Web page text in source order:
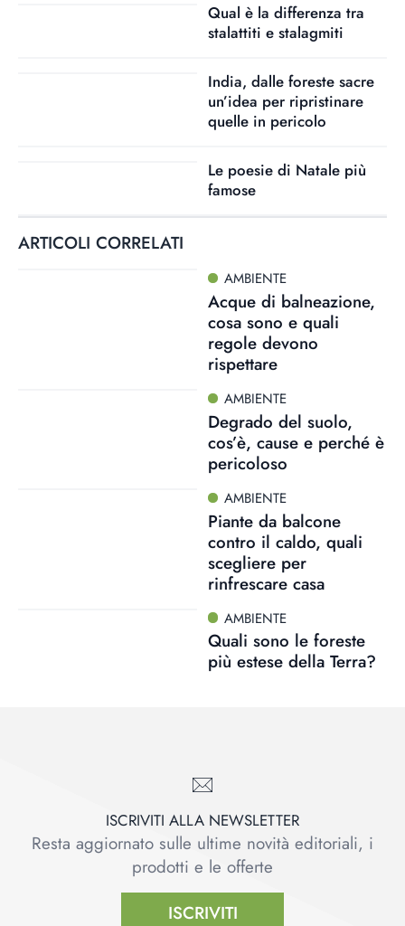
Qual è la differenza tra
stalattiti e stalagmiti
India, dalle foreste sacre
un’idea per ripristinare
quelle in pericolo
Le poesie di Natale più
famose
ARTICOLI CORRELATI
AMBIENTE
Acque di balneazione,
cosa sono e quali
regole devono
rispettare
AMBIENTE
Degrado del suolo,
cos’è, cause e perché è
pericoloso
AMBIENTE
Piante da balcone
contro il caldo, quali
scegliere per
rinfrescare casa
AMBIENTE
Quali sono le foreste
più estese della Terra?
ISCRIVITI ALLA NEWSLETTER
Resta aggiornato sulle ultime novità editoriali, i
prodotti e le offerte
ISCRIVITI